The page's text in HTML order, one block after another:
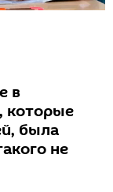
в
которые
была
не